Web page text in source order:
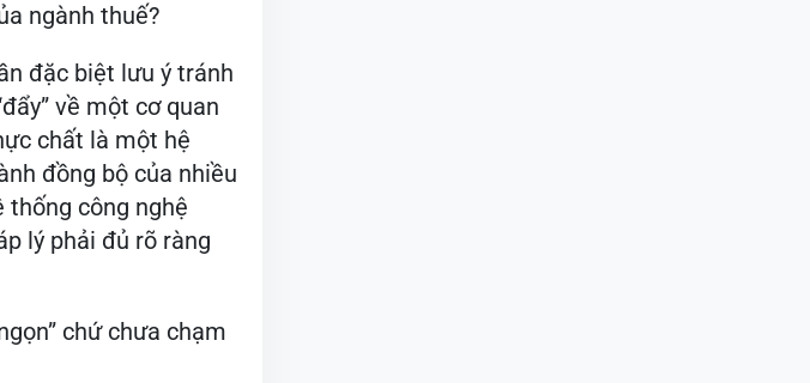
ngành thuế?
đặc biệt lưu ý tránh
về một cơ quan
chất là một hệ
đồng bộ của nhiều
thống công nghệ
lý phải đủ rõ ràng
chứ chưa chạm